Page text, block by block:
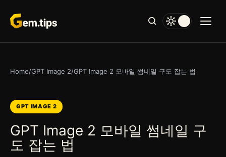
문
로
뛰
Home/GPT Image 2/GPT Image 2 모바일 썸네일 구도 잡는 법
GPT IMAGE 2
GPT Image 2 모바일 썸네일 구
도 잡는 법